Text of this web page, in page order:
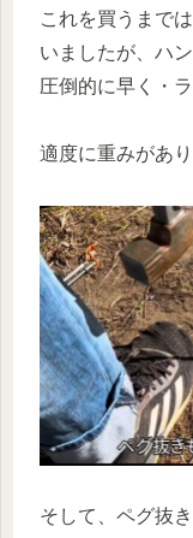
これを買うまで
いましたが、ハ
圧倒的に早く・
適度に重みがあ
そして、ペグ抜